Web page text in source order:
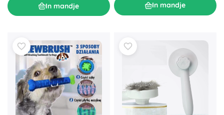
In mandje In mandje